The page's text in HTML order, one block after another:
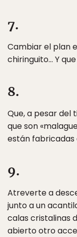
7.
Cambiar el plan
chiringuito… Y
8.
Que, a pesar del
que son
están fabricadas
9.
Atreverte a
junto a un
calas cristalinas
abierto otro